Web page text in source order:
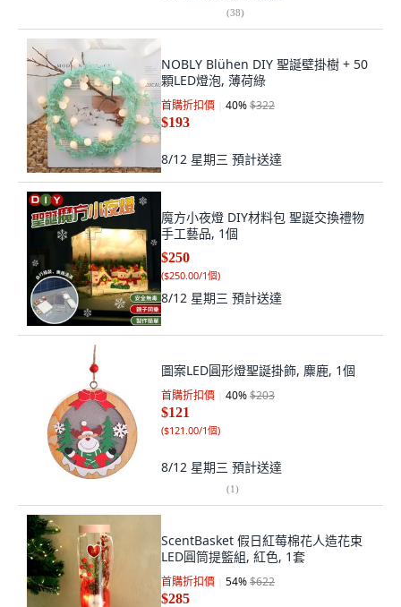
(38)
NOBLY Blühen DIY 聖誕壁掛樹 + 50
顆LED燈泡, 薄荷綠
首購折扣價 40%$322
$193
8/12 星期三 預計送達
魔方小夜燈 DIY材料包 聖誕交換禮物
手工藝品, 1個
$250
($250.00/1個)
8/12 星期三 預計送達
圖案LED圓形燈聖誕掛飾, 麋鹿, 1個
首購折扣價 40%$203
$121
($121.00/1個)
8/12 星期三 預計送達
(1)
ScentBasket 假日紅莓棉花人造花束
LED圓筒提籃組, 紅色, 1套
首購折扣價 54%$622
$285